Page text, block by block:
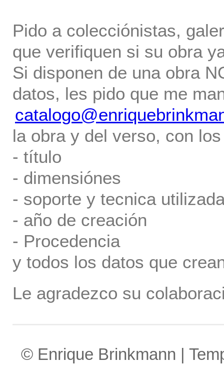
Pido a colecciónistas,
que verifiquen si su obra
Si disponen de una obra
datos, les pido que me
la obra y del verso, con
- título
- dimensiónes
- soporte y tecnica
- año de creación
- Procedencia
y todos los datos que
Le agradezco su
© Enrique Brinkmann |